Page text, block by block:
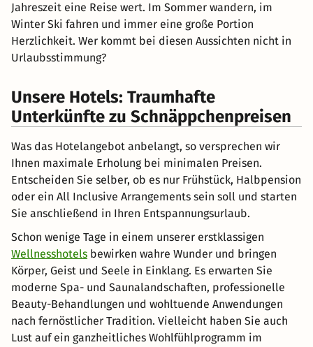
Jahreszeit eine Reise wert. Im Sommer wandern, im
Winter Ski fahren und immer eine große Portion
Herzlichkeit. Wer kommt bei diesen Aussichten nicht in
Urlaubsstimmung?
Unsere Hotels: Traumhafte
Unterkünfte zu Schnäppchenpreisen
Was das Hotelangebot anbelangt, so versprechen wir
Ihnen maximale Erholung bei minimalen Preisen.
Entscheiden Sie selber, ob es nur Frühstück, Halbpension
oder ein All Inclusive Arrangements sein soll und starten
Sie anschließend in Ihren Entspannungsurlaub.
Schon wenige Tage in einem unserer erstklassigen
Wellnesshotels bewirken wahre Wunder und bringen
Körper, Geist und Seele in Einklang. Es erwarten Sie
moderne Spa- und Saunalandschaften, professionelle
Beauty-Behandlungen und wohltuende Anwendungen
nach fernöstlicher Tradition. Vielleicht haben Sie auch
Lust auf ein ganzheitliches Wohlfühlprogramm im